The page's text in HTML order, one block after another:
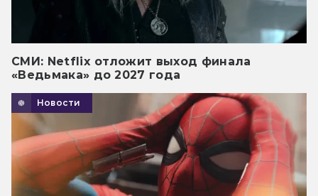
СМИ: Netflix отложит выход финала
«Ведьмака» до 2027 года
Новости